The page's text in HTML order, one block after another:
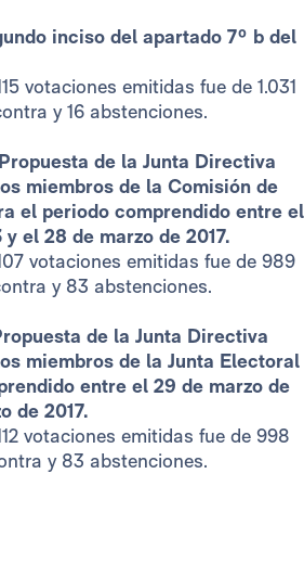
inciso del apartado 7º b del
votaciones emitidas fue de 1.031
y 16 abstenciones.
de la Junta Directiva
miembros de la Comisión de
el periodo comprendido entre el
el 28 de marzo de 2017.
votaciones emitidas fue de 989
y 83 abstenciones.
de la Junta Directiva
miembros de la Junta Electoral
entre el 29 de marzo de
de 2017.
votaciones emitidas fue de 998
y 83 abstenciones.